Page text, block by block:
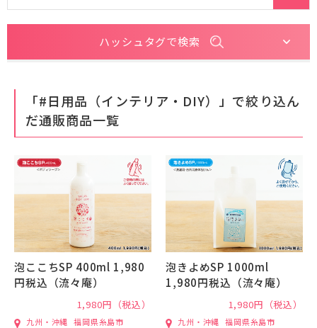
ハッシュタグで検索
「#⽇⽤品（インテリア・DIY）」で絞り込ん
だ通販商品一覧
泡ここちSP 400ml 1,980
円税込（流々庵）
1,980円（税込）
九州・沖縄 福岡県糸島市
泡きよめSP 1000ml
1,980円税込（流々庵）
1,980円（税込）
九州・沖縄 福岡県糸島市